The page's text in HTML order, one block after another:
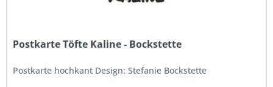
Postkarte Töfte Kaline - Bockstette
Postkarte hochkant Design: Stefanie Bockstette